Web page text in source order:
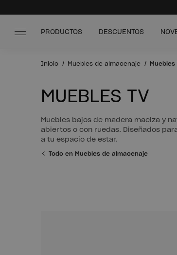
PRODUCTOS DESCUENTOS
Inicio Muebles de almacenaje Muebles
MUEBLES TV
Muebles bajos de madera maciza y
abiertos o con ruedas. Diseñados
a tu espacio de estar.
Todo en Muebles de almacenaje